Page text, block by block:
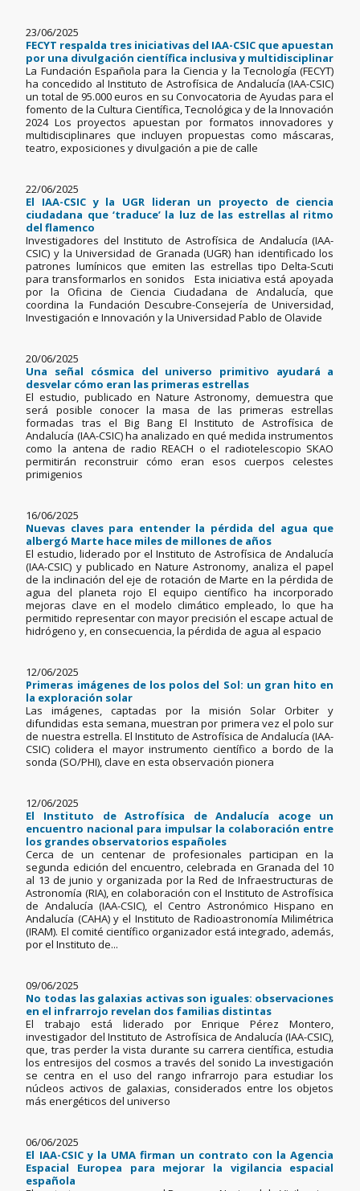
23/06/2025
FECYT respalda tres iniciativas del IAA-CSIC que apuestan
por una divulgación científica inclusiva y multidisciplinar
La Fundación Española para la Ciencia y la Tecnología (FECYT)
ha concedido al Instituto de Astrofísica de Andalucía (IAA-CSIC)
un total de 95.000 euros en su Convocatoria de Ayudas para el
fomento de la Cultura Científica, Tecnológica y de la Innovación
2024 Los proyectos apuestan por formatos innovadores y
multidisciplinares que incluyen propuestas como máscaras,
teatro, exposiciones y divulgación a pie de calle
22/06/2025
El IAA-CSIC y la UGR lideran un proyecto de ciencia
ciudadana que ‘traduce’ la luz de las estrellas al ritmo
del flamenco
Investigadores del Instituto de Astrofísica de Andalucía (IAA-
CSIC) y la Universidad de Granada (UGR) han identificado los
patrones lumínicos que emiten las estrellas tipo Delta-Scuti
para transformarlos en sonidos Esta iniciativa está apoyada
por la Oficina de Ciencia Ciudadana de Andalucía, que
coordina la Fundación Descubre-Consejería de Universidad,
Investigación e Innovación y la Universidad Pablo de Olavide
20/06/2025
Una señal cósmica del universo primitivo ayudará a
desvelar cómo eran las primeras estrellas
El estudio, publicado en Nature Astronomy, demuestra que
será posible conocer la masa de las primeras estrellas
formadas tras el Big Bang El Instituto de Astrofísica de
Andalucía (IAA-CSIC) ha analizado en qué medida instrumentos
como la antena de radio REACH o el radiotelescopio SKAO
permitirán reconstruir cómo eran esos cuerpos celestes
primigenios
16/06/2025
Nuevas claves para entender la pérdida del agua que
albergó Marte hace miles de millones de años
El estudio, liderado por el Instituto de Astrofísica de Andalucía
(IAA-CSIC) y publicado en Nature Astronomy, analiza el papel
de la inclinación del eje de rotación de Marte en la pérdida de
agua del planeta rojo El equipo científico ha incorporado
mejoras clave en el modelo climático empleado, lo que ha
permitido representar con mayor precisión el escape actual de
hidrógeno y, en consecuencia, la pérdida de agua al espacio
12/06/2025
Primeras imágenes de los polos del Sol: un gran hito en
la exploración solar
Las imágenes, captadas por la misión Solar Orbiter y
difundidas esta semana, muestran por primera vez el polo sur
de nuestra estrella. El Instituto de Astrofísica de Andalucía (IAA-
CSIC) colidera el mayor instrumento científico a bordo de la
sonda (SO/PHI), clave en esta observación pionera
12/06/2025
El Instituto de Astrofísica de Andalucía acoge un
encuentro nacional para impulsar la colaboración entre
los grandes observatorios españoles
Cerca de un centenar de profesionales participan en la
segunda edición del encuentro, celebrada en Granada del 10
al 13 de junio y organizada por la Red de Infraestructuras de
Astronomía (RIA), en colaboración con el Instituto de Astrofísica
de Andalucía (IAA-CSIC), el Centro Astronómico Hispano en
Andalucía (CAHA) y el Instituto de Radioastronomía Milimétrica
(IRAM). El comité científico organizador está integrado, además,
por el Instituto de...
09/06/2025
No todas las galaxias activas son iguales: observaciones
en el infrarrojo revelan dos familias distintas
El trabajo está liderado por Enrique Pérez Montero,
investigador del Instituto de Astrofísica de Andalucía (IAA-CSIC),
que, tras perder la vista durante su carrera científica, estudia
los entresijos del cosmos a través del sonido La investigación
se centra en el uso del rango infrarrojo para estudiar los
núcleos activos de galaxias, considerados entre los objetos
más energéticos del universo
06/06/2025
El IAA-CSIC y la UMA firman un contrato con la Agencia
Espacial Europea para mejorar la vigilancia espacial
española